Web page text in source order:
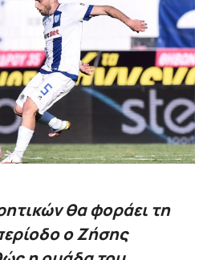
θα φοράει τη
ο Ζήσης